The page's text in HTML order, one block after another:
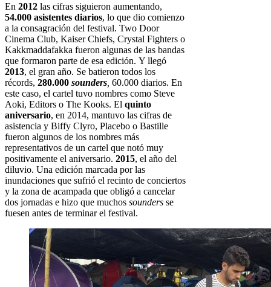
En 2012 las cifras siguieron aumentando,
54.000 asistentes diarios, lo que dio comienzo
a la consagración del festival. Two Door
Cinema Club, Kaiser Chiefs, Crystal Fighters o
Kakkmaddafakka fueron algunas de las bandas
que formaron parte de esa edición. Y llegó
2013, el gran año. Se batieron todos los
récords, 280.000 sounders 60.000 diarios. En
este caso, el cartel tuvo nombres como Steve
Aoki, Editors o The Kooks. El quinto
aniversario, en 2014, mantuvo las cifras de
asistencia y Biffy Clyro, Placebo o Bastille
fueron algunos de los nombres más
representativos de un cartel que notó muy
positivamente el aniversario. 2015, el año del
diluvio. Una edición marcada por las
inundaciones que sufrió el recinto de conciertos
y la zona de acampada que obligó a cancelar
dos jornadas e hizo que muchos sounders se
fuesen antes de terminar el festival.